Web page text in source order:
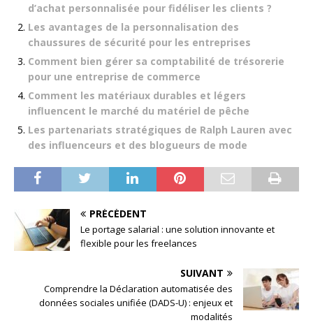
d’achat personnalisée pour fidéliser les clients ?
Les avantages de la personnalisation des
chaussures de sécurité pour les entreprises
Comment bien gérer sa comptabilité de trésorerie
pour une entreprise de commerce
Comment les matériaux durables et légers
influencent le marché du matériel de pêche
Les partenariats stratégiques de Ralph Lauren avec
des influenceurs et des blogueurs de mode
PRÉCÉDENT
Le portage salarial : une solution innovante et
flexible pour les freelances
SUIVANT
Comprendre la Déclaration automatisée des
données sociales unifiée (DADS-U) : enjeux et
modalités